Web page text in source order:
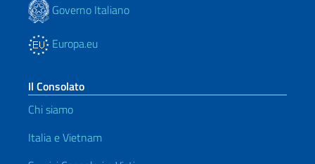
Governo Italiano
Europa.eu
Il Consolato
Chi siamo
Italia e Vietnam